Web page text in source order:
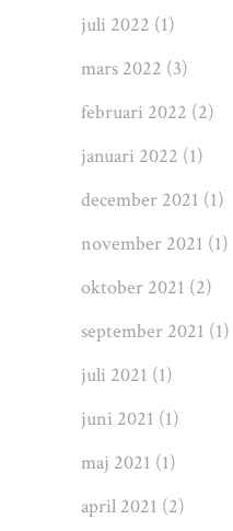
juli 2022 (1)
mars 2022 (3)
februari 2022 (2)
januari 2022 (1)
december 2021 (1)
november 2021 (1)
oktober 2021 (2)
september 2021 (1)
juli 2021 (1)
juni 2021 (1)
maj 2021 (1)
april 2021 (2)